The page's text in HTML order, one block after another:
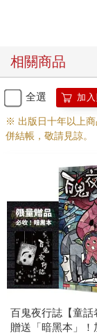
相關商品
全選 加
※ 出版日十年以上商
併結帳，敬請見諒。
百鬼夜行誌【童話
贈送「暗黑本」！